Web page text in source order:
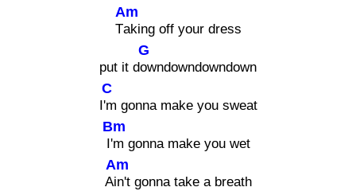
T
Am
aking off your dress
put it d
G
owndowndowndown
I
C
'm gonna make you sweat
I
Bm
'm gonna make you wet
A
Am
in't gonna take a breath